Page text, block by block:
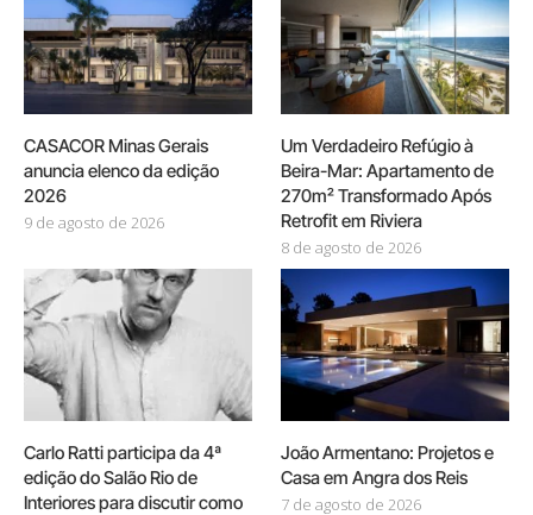
CASACOR Minas Gerais
anuncia elenco da edição
2026
9 de agosto de 2026
Um Verdadeiro Refúgio à
Beira-Mar: Apartamento de
270m² Transformado Após
Retrofit em Riviera
8 de agosto de 2026
Carlo Ratti participa da 4ª
edição do Salão Rio de
Interiores para discutir como
João Armentano: Projetos e
Casa em Angra dos Reis
7 de agosto de 2026